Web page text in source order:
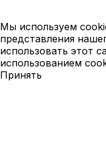
Мы используем
представления
использовать этот
использованием
Принять